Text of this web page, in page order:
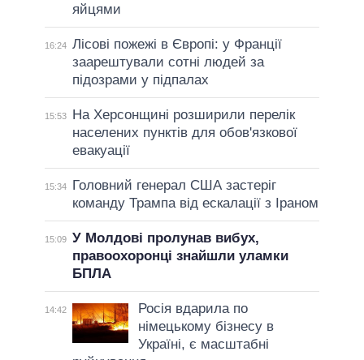
яйцями
16:24 Лісові пожежі в Європі: у Франції
заарештували сотні людей за
підозрами у підпалах
15:53
На Херсонщині розширили перелік
населених пунктів для обов'язкової
евакуації
15:34
Головний генерал США застеріг
команду Трампа від ескалації з Іраном
15:09 У Молдові пролунав вибух,
правоохоронці знайшли уламки
БПЛА
14:42
Росія вдарила по
німецькому бізнесу в
Україні, є масштабні